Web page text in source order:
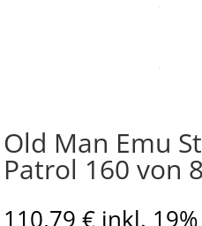
Old Man Emu
Patrol 160 von
110,79 € inkl.